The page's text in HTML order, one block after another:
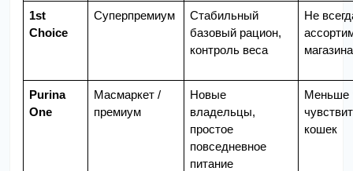
1st
Choice
Суперпремиум
Стабильный
базовый рацион,
контроль веса
Не
Purina
One
Масмаркет /
премиум
Новые
владельцы,
простое
повседневное
питание
Меньше
кошек